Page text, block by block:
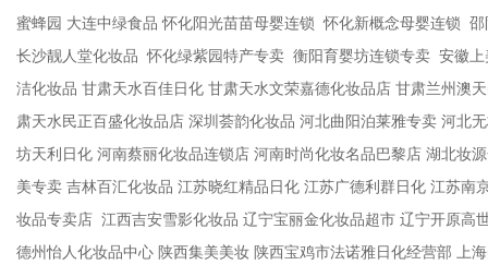
蜜蜂园 大连中绿食品 怀化阳光苗苗母婴连锁 怀化新概念母婴连锁
长沙靓人堂化妆品 怀化绿紫园特产专卖 衡阳育婴坊连锁专卖 安徽上
洁化妆品 甘肃天水百佳日化 甘肃天水文荣嘉德化妆品店 甘肃兰州澳
肃天水民正百盛化妆品店 深圳荟韵化妆品 河北曲阳泊莱雅专卖 河北
坊天利日化 河南蔡丽化妆品连锁店 河南时尚化妆名品巴黎店 湖北妆
美专卖 吉林百汇化妆品 江苏晓红精品日化 江苏广德利群日化 江苏南
妆品专卖店 江西吉安雪影化妆品 辽宁宝丽金化妆品超市 辽宁开原高
德州怡人化妆品中心 陕西集美美妆 陕西宝鸡市法诺雅日化经营部 上